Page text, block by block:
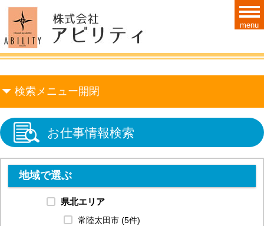
検索メニュー開閉
お仕事情報検索
地域で選ぶ
県北エリア
常陸太田市 (5件)
menu